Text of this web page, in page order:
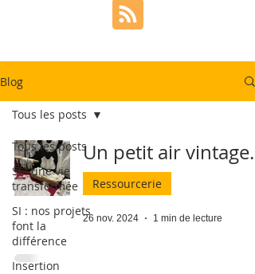
Blog
Tous les posts
SI : une vie
transformée
SI : nos projets
font la
différence
Insertion
Tous les posts
Un petit air vintage...
Ressourcerie
26 nov. 2024 1 min de lecture